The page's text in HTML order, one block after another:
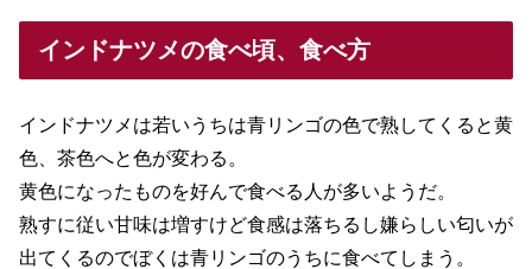
インドナツメの食べ頃、食べ方
インドナツメは若いうちは青リンゴの色で熟してくると黄
色、茶色へと色が変わる。
黄色になったものを好んで食べる人が多いようだ。
熟すに従い甘味は増すけど食感は落ちるし嫌らしい匂いが
出てくるのでぼくは青リンゴのうちに食べてしまう。